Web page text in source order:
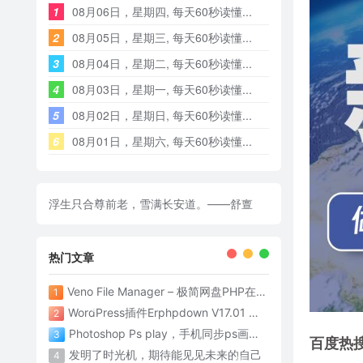
百度热
1
08月06日，星期四, 每天60秒读懂...
2
08月05日，星期三, 每天60秒读懂...
3
08月04日，星期二, 每天60秒读懂...
4
08月03日，星期一, 每天60秒读懂...
5
08月02日，星期日, 每天60秒读懂...
6
08月01日，星期六, 每天60秒读懂...
浮生只合尊前老，雪满长安道。——舒亶
热门文章
1 Veno File Manager – 极简网盘PHP在线网盘系统- v4.1
2 WordPress插件Erphpdown V17.01 为网站添加付费下载功能
3 Photoshop Ps play，手机同步ps画面神器
4 发明了时光机，期待能见见未来的自己